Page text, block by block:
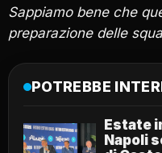
Sappiamo bene che
preparazione delle
POTREBBE
Estate
Napoli